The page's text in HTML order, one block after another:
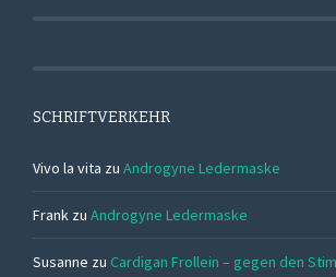
SCHRIFTVERKEHR
Vivo la vita zu Androgyne Ledermaske
Frank zu Androgyne Ledermaske
Susanne zu Cardigan Frollein – gegen den